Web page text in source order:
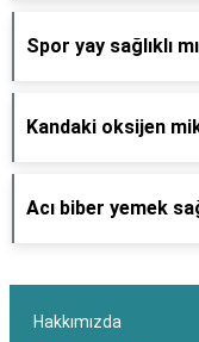
Spor yay sağlıklı
Kandaki oksijen
Acı biber yemek
Hakkımızda